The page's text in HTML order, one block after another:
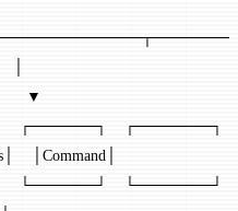
▼
┌──────┐    ┌───────┐
│Command│
└──────┘    └───────┘